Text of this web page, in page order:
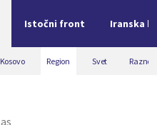
Istočni front Iranska
Kosovo Region Svet Razno